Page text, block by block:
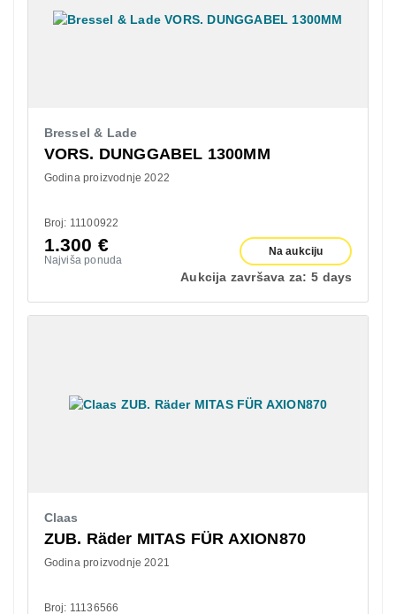
Bressel & Lade
VORS. DUNGGABEL 1300MM
Godina proizvodnje 2022
Broj: 11100922
1.300 €
Najviša ponuda
Na aukciju
Aukcija završava za: 5 days
Claas
ZUB. Räder MITAS FÜR AXION870
Godina proizvodnje 2021
Broj: 11136566